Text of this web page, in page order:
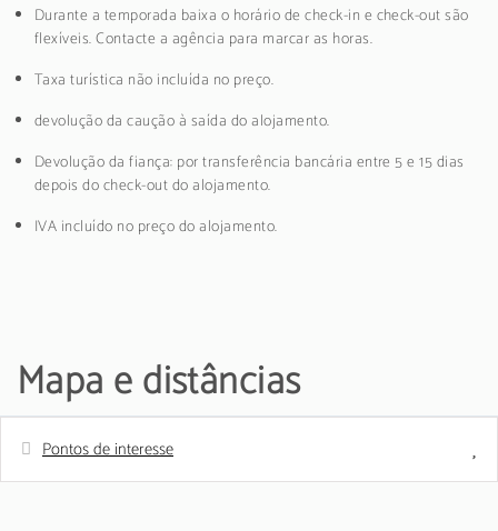
Durante a temporada baixa o horário de check-in e check-out são
flexíveis. Contacte a agência para marcar as horas.
Taxa turística não incluída no preço.
devolução da caução à saída do alojamento.
Devolução da fiança: por transferência bancária entre 5 e 15 dias
depois do check-out do alojamento.
IVA incluído no preço do alojamento.
Mapa e distâncias
Pontos de interesse